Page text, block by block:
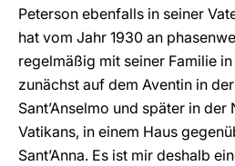
Peterson ebenfalls in seiner
hat vom Jahr 1930 an
regelmäßig mit seiner Familie
zunächst auf dem Aventin in
Sant’Anselmo und später in
Vatikans, in einem Haus
Sant’Anna. Es ist mir deshalb